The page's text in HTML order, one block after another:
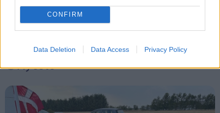
CONFIRM
Data Deletion Data Access Privacy Policy
- Jeg har ikke så meget tilbage, for det meste er
allerede solgt, fortæller han, mens han viser sin
Mad & drikke
Nyeste